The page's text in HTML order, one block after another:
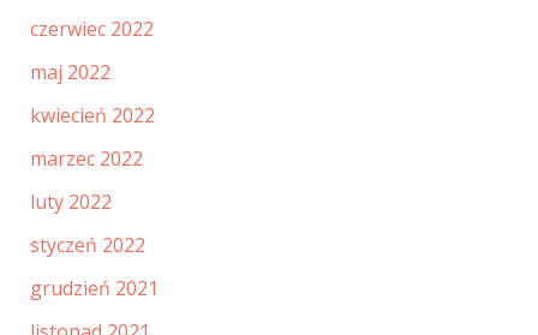
czerwiec 2022
maj 2022
kwiecień 2022
marzec 2022
luty 2022
styczeń 2022
grudzień 2021